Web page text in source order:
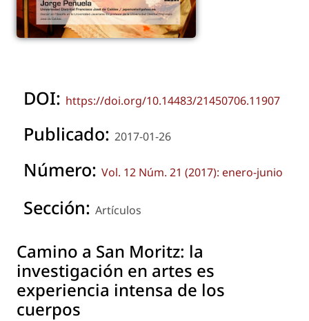
DOI: https://doi.org/10.14483/21450706.11907
Publicado: 2017-01-26
Número: Vol. 12 Núm. 21 (2017): enero-junio
Sección: Artículos
Camino a San Moritz: la
investigación en artes es
experiencia intensa de los
cuerpos